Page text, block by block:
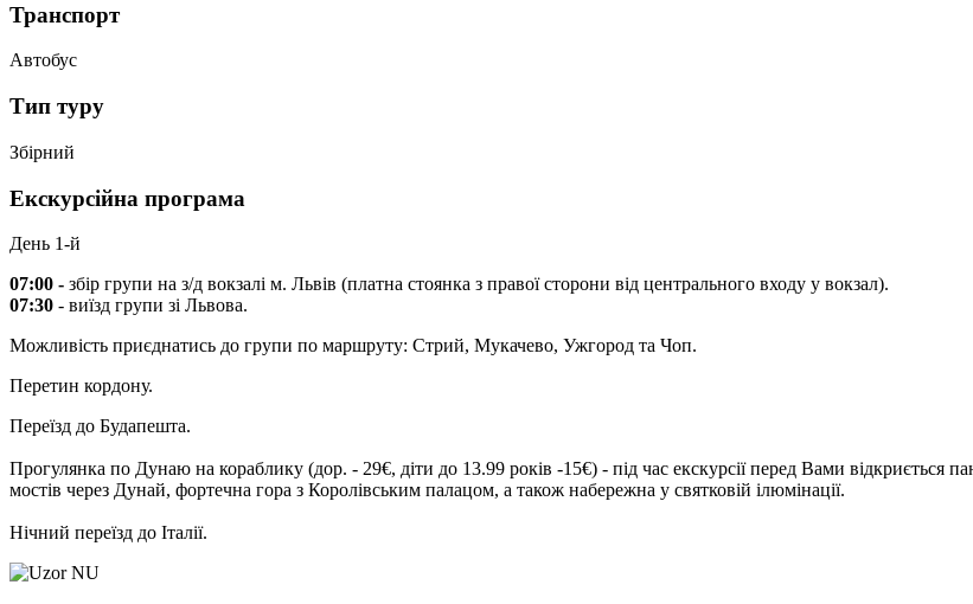
Транспорт
Автобус
Тип туру
Збірний
Екскурсійна програма
День 1-й
07:00 - збір групи на з/д вокзалі м. Львів (платна стоянка з правої сторони від центрального входу у вокзал).
07:30 - виїзд групи зі Львова.
Можливість приєднатись до групи по маршруту: Стрий, Мукачево, Ужгород та Чоп.
Перетин кордону.
Переїзд до Будапешта.
Прогулянка по Дунаю на кораблику (дор. - 29€, діти до 13.99 років -15€) - під час екскурсії перед Вами відкриється
мостів через Дунай, фортечна гора з Королівським палацом, а також набережна у святковій ілюмінації.
Нічний переїзд до Італії.